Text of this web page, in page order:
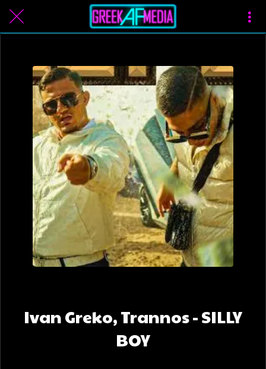
Ivan Greko, Trannos - SILLY
BOY